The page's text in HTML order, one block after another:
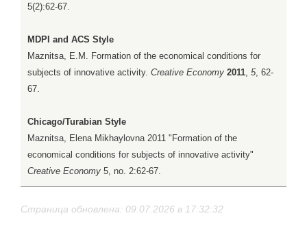
5(2):62-67.
MDPI and ACS Style
Maznitsa, E.M. Formation of the economical conditions for
subjects of innovative activity. Creative Economy 2011, 5, 62-
67.
Chicago/Turabian Style
Maznitsa, Elena Mikhaylovna 2011 "Formation of the
economical conditions for subjects of innovative activity"
Creative Economy 5, no. 2:62-67.
Страница обновлена: 09.07.2026 в 17:32:32